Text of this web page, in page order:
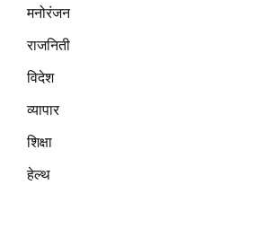
मनोरंजन
राजनिती
विदेश
व्यापार
शिक्षा
हेल्थ